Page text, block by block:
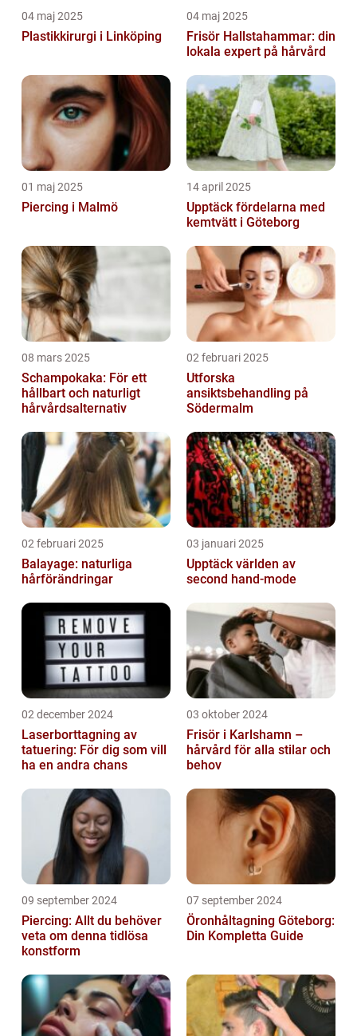
04 maj 2025
Plastikkirurgi i Linköping
04 maj 2025
Frisör Hallstahammar: din
lokala expert på hårvård
01 maj 2025
Piercing i Malmö
14 april 2025
Upptäck fördelarna med
kemtvätt i Göteborg
08 mars 2025
Schampokaka: För ett
hållbart och naturligt
hårvårdsalternativ
02 februari 2025
Utforska
ansiktsbehandling på
Södermalm
02 februari 2025
Balayage: naturliga
hårförändringar
03 januari 2025
Upptäck världen av
second hand-mode
02 december 2024
Laserborttagning av
tatuering: För dig som vill
ha en andra chans
03 oktober 2024
Frisör i Karlshamn –
hårvård för alla stilar och
behov
09 september 2024
Piercing: Allt du behöver
veta om denna tidlösa
konstform
07 september 2024
Öronhåltagning Göteborg:
Din Kompletta Guide